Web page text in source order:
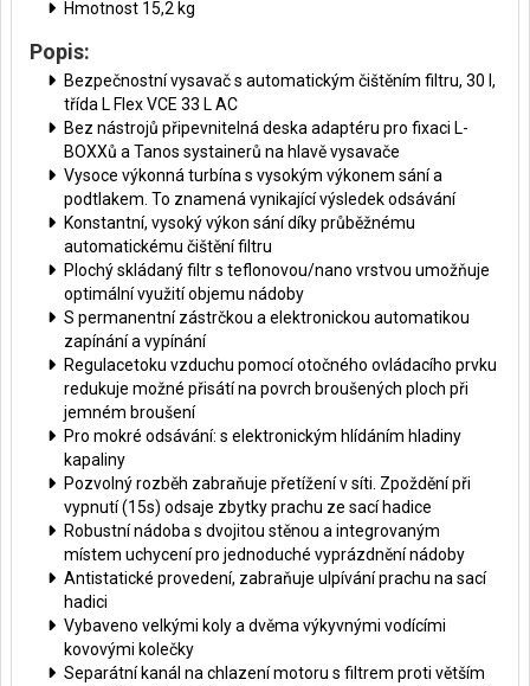
Hmotnost 15,2 kg
Popis:
Bezpečnostní vysavač s automatickým čištěním filtru, 30 l,
třída L Flex VCE 33 L AC
Bez nástrojů připevnitelná deska adaptéru pro fixaci L-
BOXXů a Tanos systainerů na hlavě vysavače
Vysoce výkonná turbína s vysokým výkonem sání a
podtlakem. To znamená vynikající výsledek odsávání
Konstantní, vysoký výkon sání díky průběžnému
automatickému čištění filtru
Plochý skládaný filtr s teflonovou/nano vrstvou umožňuje
optimální využití objemu nádoby
S permanentní zástrčkou a elektronickou automatikou
zapínání a vypínání
Regulacetoku vzduchu pomocí otočného ovládacího prvku
redukuje možné přisátí na povrch broušených ploch při
jemném broušení
Pro mokré odsávání: s elektronickým hlídáním hladiny
kapaliny
Pozvolný rozběh zabraňuje přetížení v síti. Zpoždění při
vypnutí (15s) odsaje zbytky prachu ze sací hadice
Robustní nádoba s dvojitou stěnou a integrovaným
místem uchycení pro jednoduché vyprázdnění nádoby
Antistatické provedení, zabraňuje ulpívání prachu na sací
hadici
Vybaveno velkými koly a dvěma výkyvnými vodícími
kovovými kolečky
Separátní kanál na chlazení motoru s filtrem proti větším